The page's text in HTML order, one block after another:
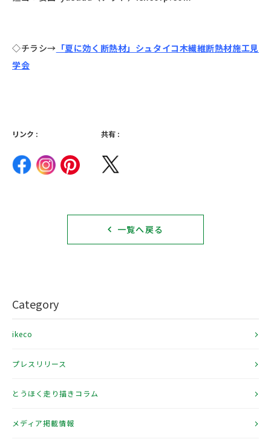
◇チラシ→ 「夏に効く断熱材」シュタイコ木繊維断熱材施工見
学会
リンク : 共有 :
一覧へ戻る
Category
ikeco
プレスリリース
とうほく走り描きコラム
メディア掲載情報